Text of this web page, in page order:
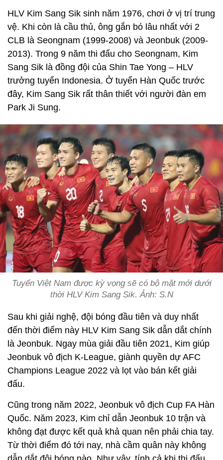
HLV Kim Sang Sik sinh năm 1976, chơi ở vị trí trung
vệ. Khi còn là cầu thủ, ông gắn bó lâu nhất với 2
CLB là Seongnam (1999-2008) và Jeonbuk (2009-
2013). Trong 9 năm thi đấu cho Seongnam, Kim
Sang Sik là đồng đội của Shin Tae Yong – HLV
trưởng tuyển Indonesia. Ở tuyển Hàn Quốc trước
đây, Kim Sang Sik rất thân thiết với người đàn em
Park Ji Sung.
Tuyển Việt Nam được kỳ vọng sẽ có bộ mặt mới dưới
thời HLV Kim Sang Sik. Ảnh: S.N
Sau khi giải nghệ, đội bóng đầu tiên và duy nhất
đến thời điểm này HLV Kim Sang Sik dẫn dắt chính
là Jeonbuk. Ngay mùa giải đầu tiên 2021, Kim giúp
Jeonbuk vô địch K-League, giành quyền dự AFC
Champions League 2022 và lọt vào bán kết giải
đấu.
Cũng trong năm 2022, Jeonbuk vô địch Cup FA Hàn
Quốc. Năm 2023, Kim chỉ dẫn Jeonbuk 10 trận và
không đạt được kết quả khả quan nên phải chia tay.
Từ thời điểm đó tới nay, nhà cầm quân này không